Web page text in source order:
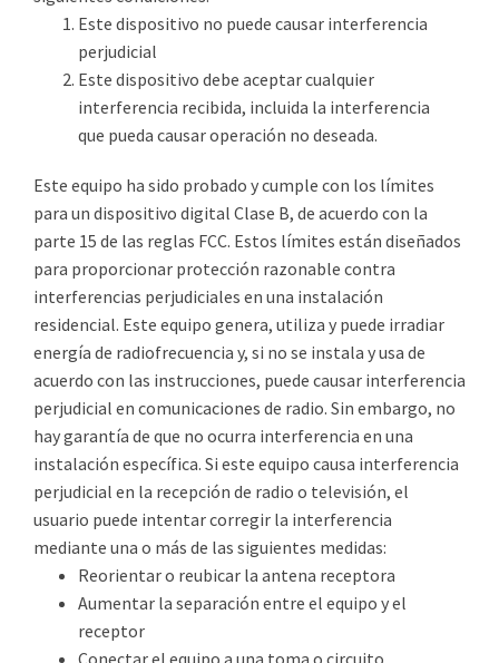
Este dispositivo no puede causar interferencia
perjudicial
Este dispositivo debe aceptar cualquier
interferencia recibida, incluida la interferencia
que pueda causar operación no deseada.
Este equipo ha sido probado y cumple con los límites
para un dispositivo digital Clase B, de acuerdo con la
parte 15 de las reglas FCC. Estos límites están diseñados
para proporcionar protección razonable contra
interferencias perjudiciales en una instalación
residencial. Este equipo genera, utiliza y puede irradiar
energía de radiofrecuencia y, si no se instala y usa de
acuerdo con las instrucciones, puede causar interferencia
perjudicial en comunicaciones de radio. Sin embargo, no
hay garantía de que no ocurra interferencia en una
instalación específica. Si este equipo causa interferencia
perjudicial en la recepción de radio o televisión, el
usuario puede intentar corregir la interferencia
mediante una o más de las siguientes medidas:
Reorientar o reubicar la antena receptora
Aumentar la separación entre el equipo y el
receptor